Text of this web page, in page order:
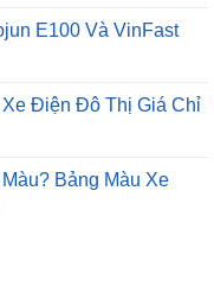
E100 Và VinFast
Điện Đô Thị Giá Chỉ
Bảng Màu Xe